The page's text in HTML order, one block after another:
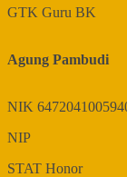
GTK Guru BK
Agung Pambudi
NIK
NIP
STAT Honor